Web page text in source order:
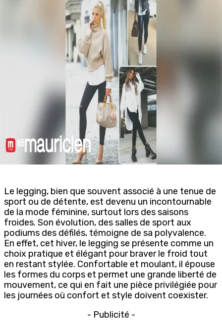
Le legging, bien que souvent associé à une tenue de
sport ou de détente, est devenu un incontournable
de la mode féminine, surtout lors des saisons
froides. Son évolution, des salles de sport aux
podiums des défilés, témoigne de sa polyvalence.
En effet, cet hiver, le legging se présente comme un
choix pratique et élégant pour braver le froid tout
en restant stylée. Confortable et moulant, il épouse
les formes du corps et permet une grande liberté de
mouvement, ce qui en fait une pièce privilégiée pour
les journées où confort et style doivent coexister.
- Publicité -